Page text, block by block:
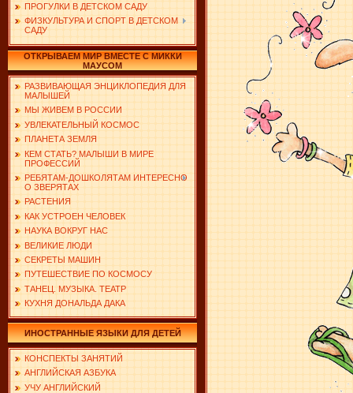
ПРОГУЛКИ В ДЕТСКОМ САДУ
ФИЗКУЛЬТУРА И СПОРТ В ДЕТСКОМ
САДУ
ОТКРЫВАЕМ МИР ВМЕСТЕ С МИККИ
МАУСОМ
РАЗВИВАЮЩАЯ ЭНЦИКЛОПЕДИЯ ДЛЯ
МАЛЫШЕЙ
МЫ ЖИВЕМ В РОССИИ
УВЛЕКАТЕЛЬНЫЙ КОСМОС
ПЛАНЕТА ЗЕМЛЯ
КЕМ СТАТЬ? МАЛЫШИ В МИРЕ
ПРОФЕССИЙ
РЕБЯТАМ-ДОШКОЛЯТАМ ИНТЕРЕСНО
О ЗВЕРЯТАХ
РАСТЕНИЯ
КАК УСТРОЕН ЧЕЛОВЕК
НАУКА ВОКРУГ НАС
ВЕЛИКИЕ ЛЮДИ
СЕКРЕТЫ МАШИН
ПУТЕШЕСТВИЕ ПО КОСМОСУ
ТАНЕЦ. МУЗЫКА. ТЕАТР
КУХНЯ ДОНАЛЬДА ДАКА
ИНОСТРАННЫЕ ЯЗЫКИ ДЛЯ ДЕТЕЙ
КОНСПЕКТЫ ЗАНЯТИЙ
АНГЛИЙСКАЯ АЗБУКА
УЧУ АНГЛИЙСКИЙ